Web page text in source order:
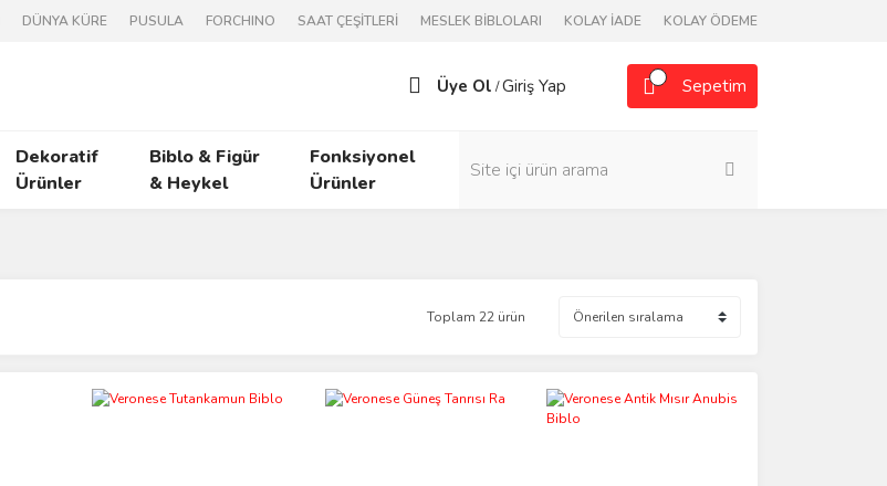
DÜNYA KÜRE PUSULA FORCHINO SAAT ÇEŞİTLERİ MESLEK BİBLOLARI KOLAY İADE KOLAY ÖDEME
Üye Ol /Giriş Yap Sepetim
Dekoratif
Ürünler
Biblo & Figür
& Heykel
Fonksiyonel
Ürünler
Toplam 22 ürün